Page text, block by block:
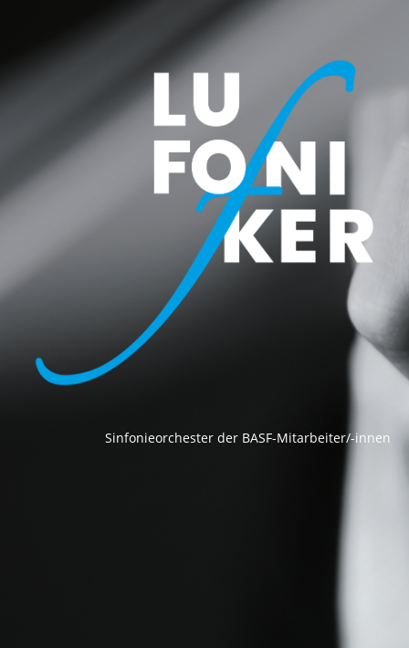
Sinfonieorchester der BASF-Mitarbeiter/-innen